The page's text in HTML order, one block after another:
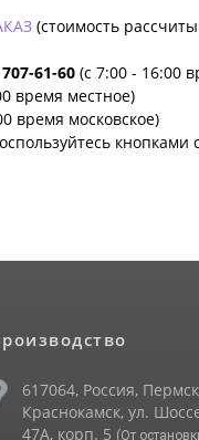
(стоимость
61-60 (с 7:00 - 16:00
время местное)
время московское)
кнопками
617064, Россия,
Краснокамск, ул.
47А, корп. 5 (От